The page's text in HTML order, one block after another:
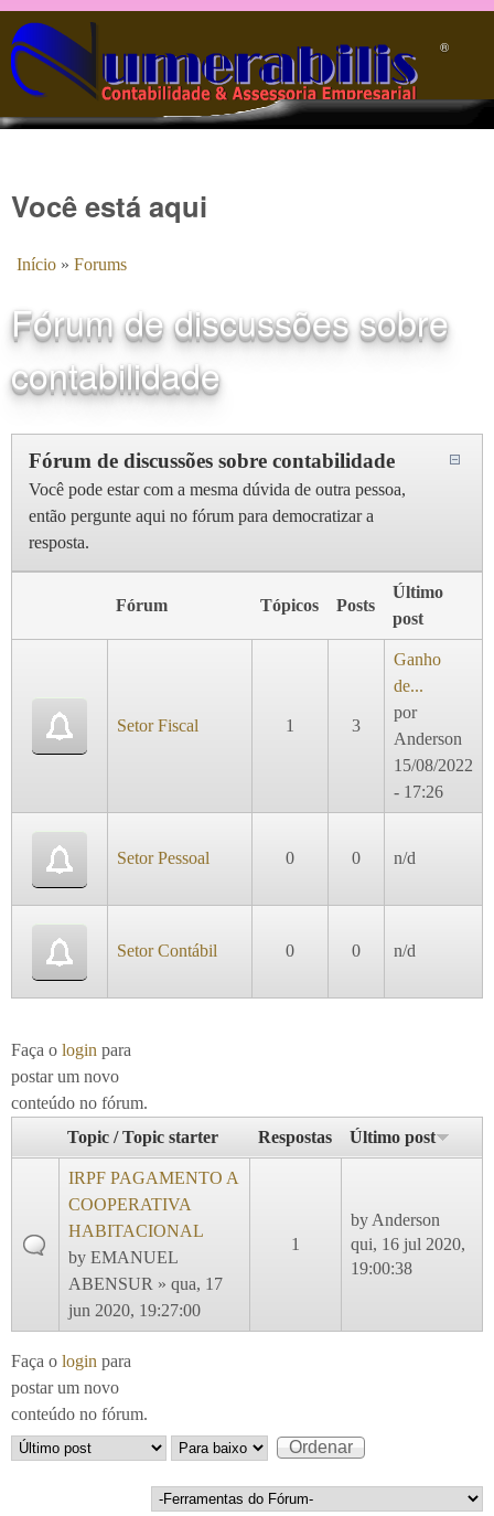
Pular para o conteúdo principal
®️
Você está aqui
Início » Forums
Fórum de discussões sobre
contabilidade
Fórum de discussões sobre contabilidade
Você pode estar com a mesma dúvida de outra pessoa,
então pergunte aqui no fórum para democratizar a
resposta.
Fórum Tópicos Posts
Último
post
Setor Fiscal 1 3
Ganho
de...
por
Anderson
15/08/2022
- 17:26
Setor Pessoal 0 0 n/d
Setor Contábil 0 0 n/d
Faça o login para
postar um novo
conteúdo no fórum.
Topic / Topic starter
Respostas Último post
IRPF PAGAMENTO A
COOPERATIVA
HABITACIONAL
by EMANUEL
ABENSUR » qua, 17
jun 2020, 19:27:00
1
by Anderson
qui, 16 jul 2020,
19:00:38
Faça o login para
postar um novo
conteúdo no fórum.
Order by
Ordenar